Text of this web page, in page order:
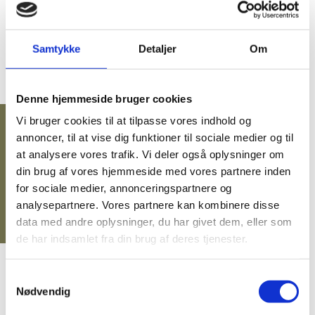
Samtykke Detaljer Om
Denne hjemmeside bruger cookies
Vi bruger cookies til at tilpasse vores indhold og
annoncer, til at vise dig funktioner til sociale medier og til
at analysere vores trafik. Vi deler også oplysninger om
din brug af vores hjemmeside med vores partnere inden
for sociale medier, annonceringspartnere og
analysepartnere. Vores partnere kan kombinere disse
data med andre oplysninger, du har givet dem, eller som
de har indsamlet fra din brug af deres tjenester.
Nødvendig
12.900,00 DKK eksl. moms
(16.125,00 DKKinkl. moms )
Leveringstid: 2-8 dage!
BRANDSKABE
VÅBENSKABE
MOBILHOTEL
MEDICINSKABE TIL PLEJEHJEM/BOSTEDER
OPBEVARINGSSKABE / SMÅRUMSSKABE
BRUGTE SKABE - LAGERSALG
NØGLEHÅNDTERING